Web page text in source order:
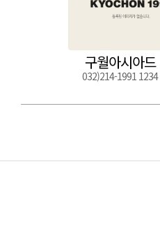
구월아시아드
032)214-1991 1234